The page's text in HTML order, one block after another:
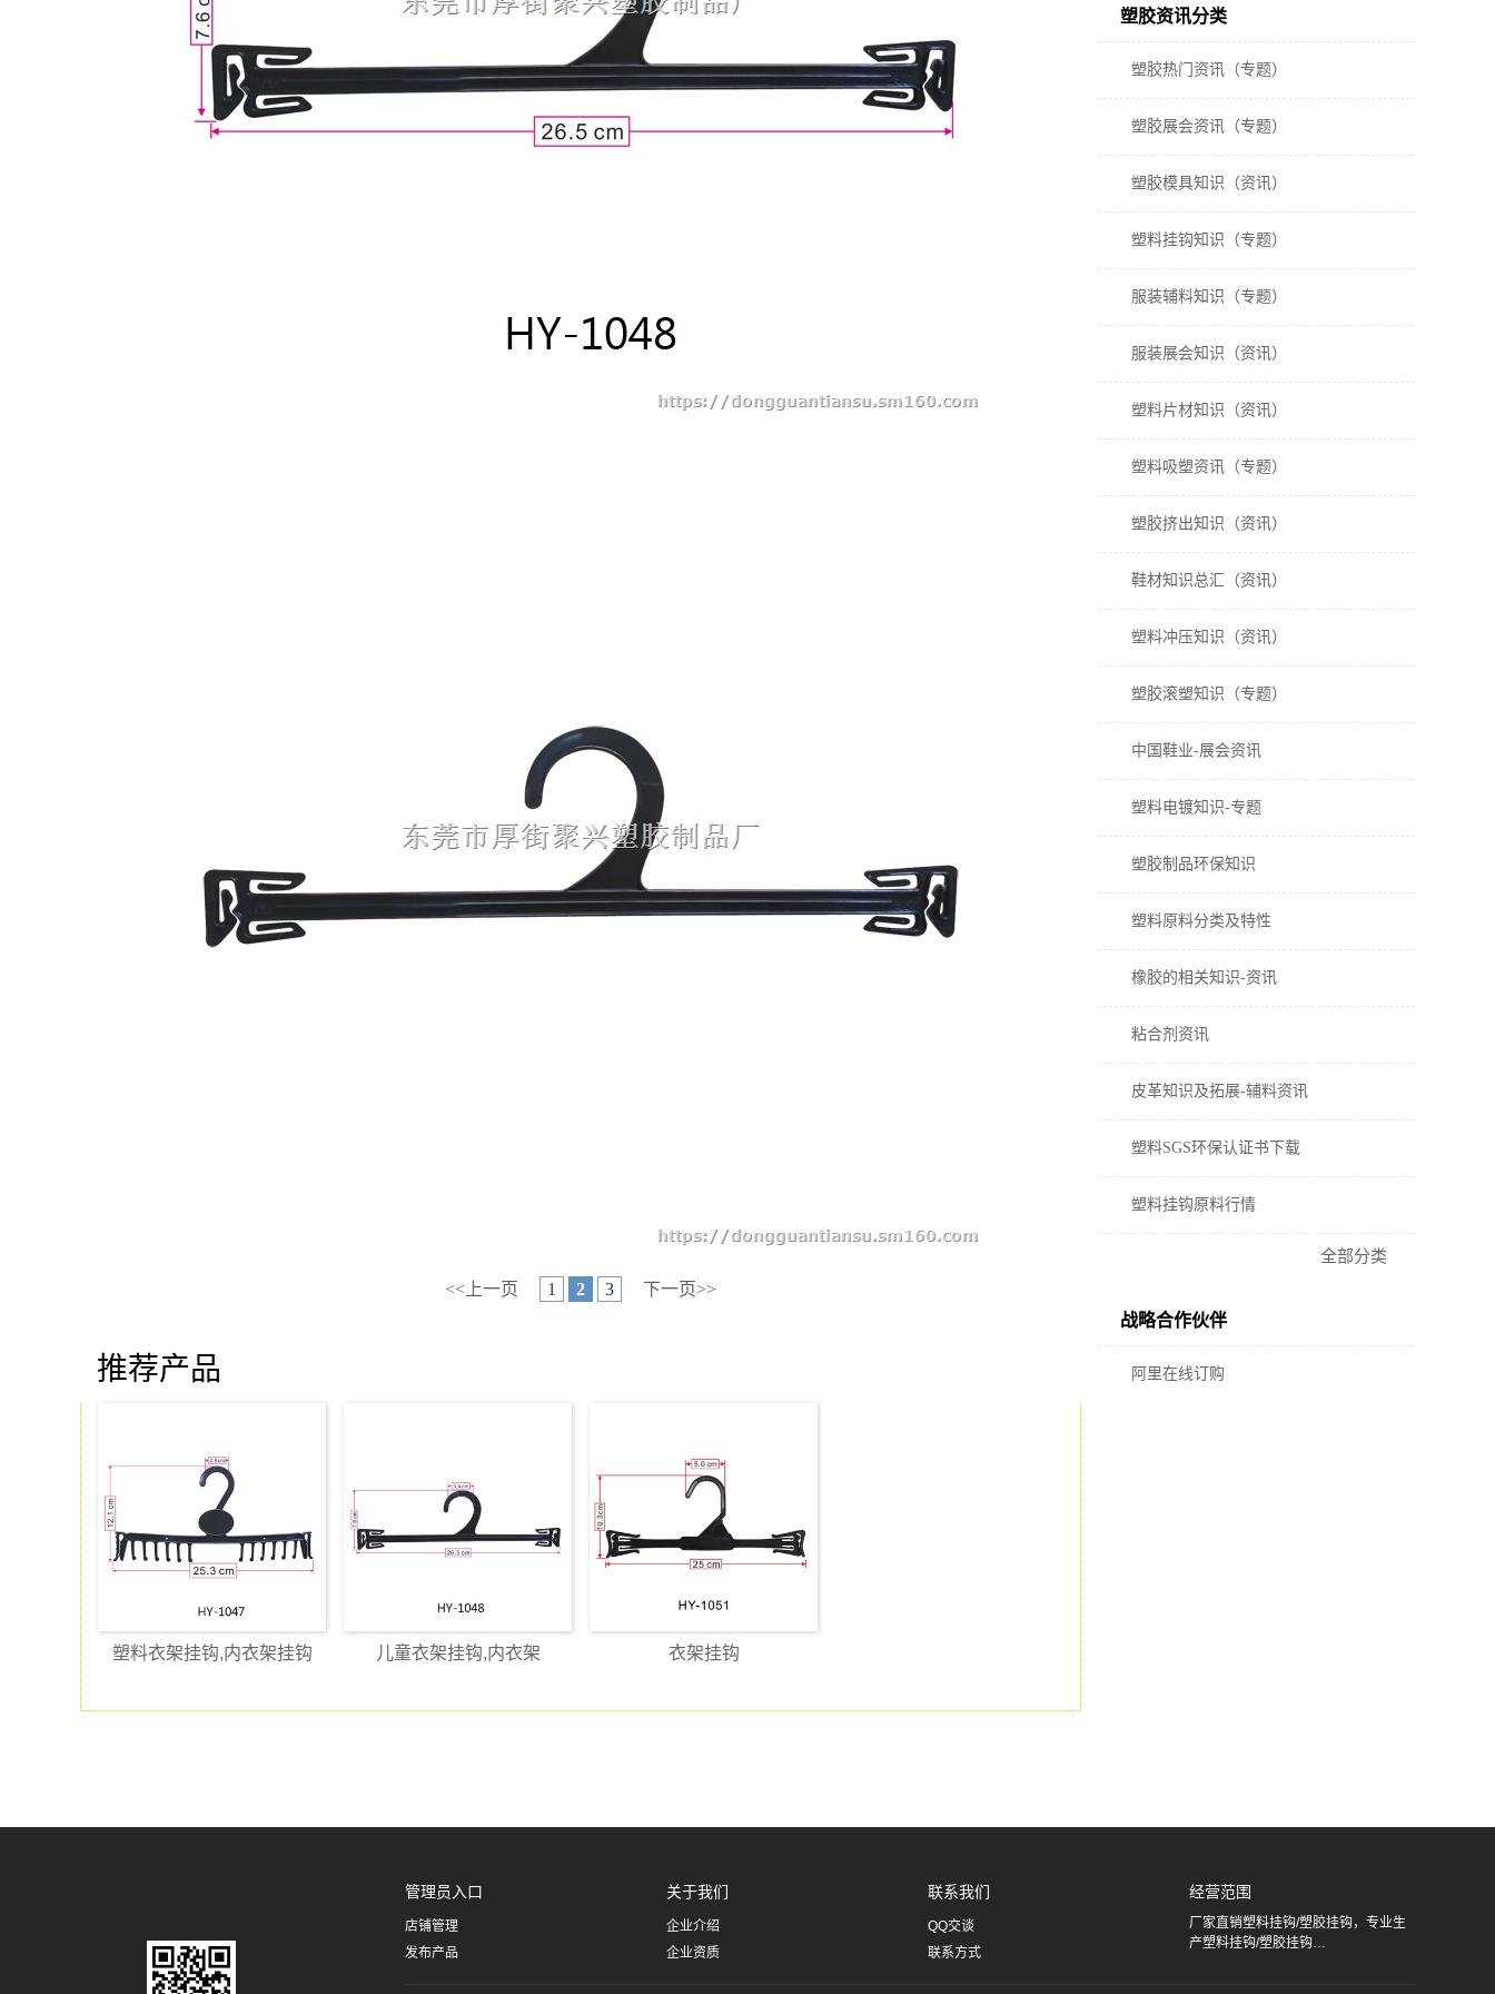
<<上一页 1 2 3 下一页>>
推荐产品
塑料衣架挂钩,内衣架挂钩 儿童衣架挂钩,内衣架 衣架挂钩
塑胶资讯分类
塑胶热门资讯（专题）
塑胶展会资讯（专题）
塑胶模具知识（资讯）
塑料挂钩知识（专题）
服装辅料知识（专题）
服装展会知识（资讯）
塑料片材知识（资讯）
塑料吸塑资讯（专题）
塑胶挤出知识（资讯）
鞋材知识总汇（资讯）
塑料冲压知识（资讯）
塑胶滚塑知识（专题）
中国鞋业-展会资讯
塑料电镀知识-专题
塑胶制品环保知识
塑料原料分类及特性
橡胶的相关知识-资讯
粘合剂资讯
皮革知识及拓展-辅料资讯
塑料SGS环保认证书下载
塑料挂钩原料行情
全部分类
战略合作伙伴
阿里在线订购
管理员入口
店铺管理
发布产品
关于我们
企业介绍
企业资质
联系我们
QQ交谈
联系方式
经营范围
厂家直销塑料挂钩/塑胶挂钩，专业生
产塑料挂钩/塑胶挂钩…